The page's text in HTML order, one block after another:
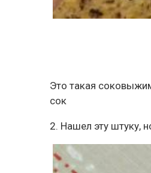
Это такая
сок
2. Нашел эту штуку,